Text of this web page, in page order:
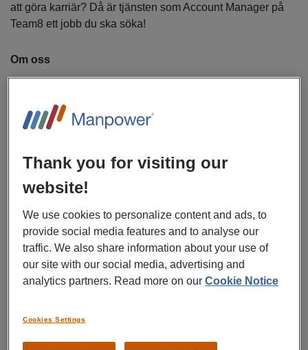
att göra karriär? Då är tjänsten som Account Manager på
Team8 ett jobb du ska söka!
Om oss
tillbehör till företag i Norden. Vi hjälper våra kunder att
utifrån just deras unika behov finna rätt produkt eller tjänst
skapar helt enkelt en enklare arbetsdag för våra kunder.
och chansen att få arbeta med andra framgångsrika
supporttekniker i ett marknadsledande bolag där vi också
prioriterar att ha kul på jobbet. Vårt mål är att under 2027 bli
45 medarbetare och omsätta ca 180 miljoner genom att
leverera kundunika och flexibla lösningar inom telefoni,
print, IT och AV lösningar till franchiseföretagare,
förstklassig kundservice.
Thank you for visiting our
website!
We use cookies to personalize content and ads, to
provide social media features and to analyse our
traffic. We also share information about your use of
our site with our social media, advertising and
analytics partners. Read more on ourCookie Notice
Cookies Settings